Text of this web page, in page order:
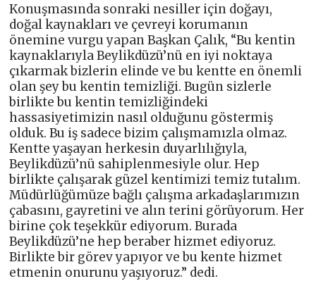
Konuşmasında sonraki nesiller için doğayı,
doğal kaynakları ve çevreyi korumanın
önemine vurgu yapan Başkan Çalık, “Bu kentin
kaynaklarıyla Beylikdüzü’nü en iyi noktaya
çıkarmak bizlerin elinde ve bu kentte en önemli
olan şey bu kentin temizliği. Bugün sizlerle
birlikte bu kentin temizliğindeki
hassasiyetimizin nasıl olduğunu göstermiş
olduk. Bu iş sadece bizim çalışmamızla olmaz.
Kentte yaşayan herkesin duyarlılığıyla,
Beylikdüzü’nü sahiplenmesiyle olur. Hep
birlikte çalışarak güzel kentimizi temiz tutalım.
Müdürlüğümüze bağlı çalışma arkadaşlarımızın
çabasını, gayretini ve alın terini görüyorum. Her
birine çok teşekkür ediyorum. Burada
Beylikdüzü’ne hep beraber hizmet ediyoruz.
Birlikte bir görev yapıyor ve bu kente hizmet
etmenin onurunu yaşıyoruz.” dedi.